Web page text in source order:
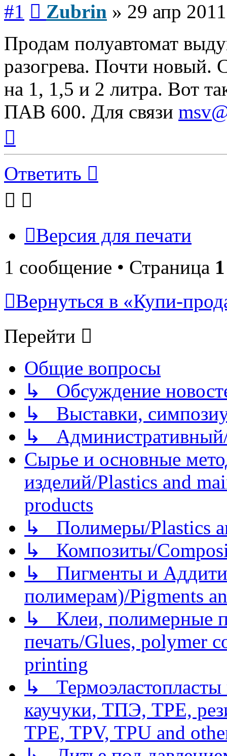
#1 Zubrin » 29 апр
Продам полуавтомат
разогрева. Почти
на 1, 1,5 и 2 литра. Вот
ПАВ 600. Для связи
началу
Ответить
Версия для печати
1 сообщение • Страница 1
Вернуться в «Купи-
Перейти
Общие вопросы
↳ Обсуждение
↳ Выставки,
↳
Сырье и основные
изделий/Plastics and
products
↳ Полимеры/Plastics
↳ Композиты/
↳ Пигменты и
полимерам)/Pigments
↳ Клеи, полимерные
печать/Glues, polymer
printing
↳
каучуки, ТПЭ, TPE,
TPE, TPV, TPU and